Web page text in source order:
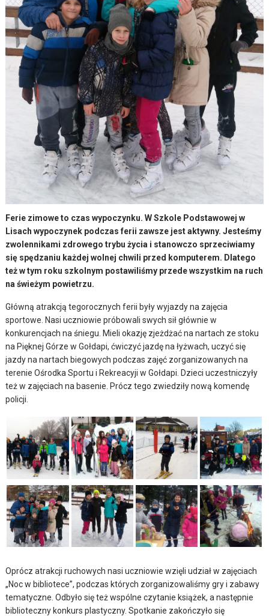
Ferie zimowe to czas wypoczynku. W Szkole Podstawowej w
Lisach wypoczynek podczas ferii zawsze jest aktywny. Jesteśmy
zwolennikami zdrowego trybu życia i stanowczo sprzeciwiamy
się spędzaniu każdej wolnej chwili przed komputerem. Dlatego
też w tym roku szkolnym postawiliśmy przede wszystkim na ruch
na świeżym powietrzu.
Główną atrakcją tegorocznych ferii były wyjazdy na zajęcia
sportowe. Nasi uczniowie próbowali swych sił głównie w
konkurencjach na śniegu. Mieli okazję zjeżdżać na nartach ze stoku
na Pięknej Górze w Gołdapi, ćwiczyć jazdę na łyżwach, uczyć się
jazdy na nartach biegowych podczas zajęć zorganizowanych na
terenie Ośrodka Sportu i Rekreacyji w Gołdapi. Dzieci uczestniczyły
też w zajęciach na basenie. Prócz tego zwiedziły nową komendę
policji.
Oprócz atrakcji ruchowych nasi uczniowie wzięli udział w zajęciach
„Noc w bibliotece”, podczas których zorganizowaliśmy gry i zabawy
tematyczne. Odbyło się też wspólne czytanie książek, a następnie
biblioteczny konkurs plastyczny. Spotkanie zakończyło się